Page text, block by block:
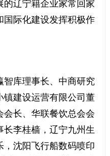
的辽宁籍企业家常回家
国际化建设发挥积极作
库理事长、中商研究
镇建设运营有限公司董
长、华联餐饮总会会
李桂樯，辽宁九州生
沈阳飞行船数码喷印